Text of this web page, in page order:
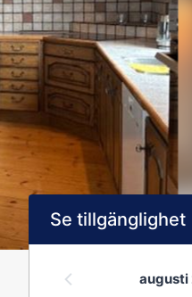
Se tillgänglighet
augusti